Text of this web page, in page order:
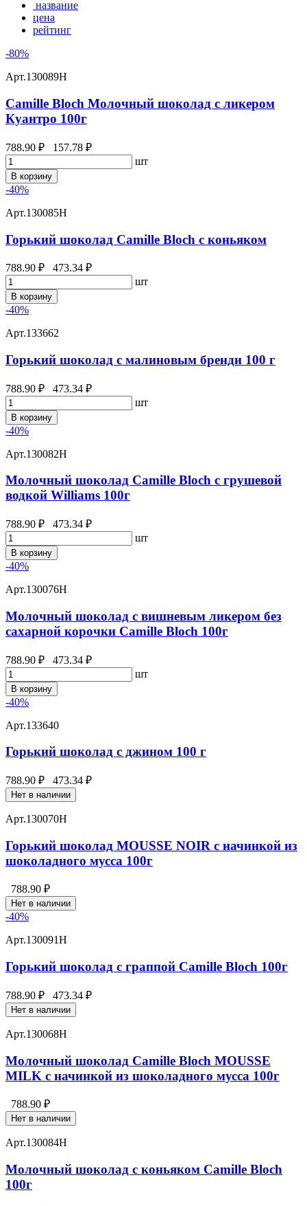
название
цена
рейтинг
-80%
Арт.130089Н
Camille Bloch Молочный шоколад с ликером
Куантро 100г
788.90 ₽
157.78 ₽
шт
В корзину
-40%
Арт.130085Н
Горький шоколад Camille Bloch с коньяком
788.90 ₽
473.34 ₽
шт
В корзину
-40%
Арт.133662
Горький шоколад с малиновым бренди 100 г
788.90 ₽
473.34 ₽
шт
В корзину
-40%
Арт.130082Н
Молочный шоколад Camille Bloch с грушевой
водкой Williams 100г
788.90 ₽
473.34 ₽
шт
В корзину
-40%
Арт.130076Н
Молочный шоколад с вишневым ликером без
сахарной корочки Camille Bloch 100г
788.90 ₽
473.34 ₽
шт
В корзину
-40%
Арт.133640
Горький шоколад с джином 100 г
788.90 ₽ 473.34 ₽
Нет в наличии
Арт.130070Н
Горький шоколад MOUSSE NOIR с начинкой из
шоколадного мусса 100г
788.90 ₽
Нет в наличии
-40%
Арт.130091Н
Горький шоколад с граппой Camille Bloch 100г
788.90 ₽ 473.34 ₽
Нет в наличии
Арт.130068Н
Молочный шоколад Camille Bloch MOUSSE
MILK с начинкой из шоколадного мусса 100г
788.90 ₽
Нет в наличии
Арт.130084Н
Молочный шоколад с коньяком Camille Bloch
100г